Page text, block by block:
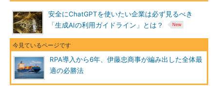
安全にChatGPTを使いたい企業は必ず見るべき
「生成AIの利用ガイドライン」とは？
RPA導入から6年、伊藤忠商事が編み出した全体最
適の必勝法